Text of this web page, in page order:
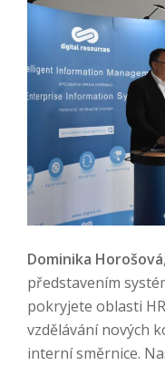
Dominika Horošová
představením
pokryjete oblasti
vzdělávání nových
interní směrnice.